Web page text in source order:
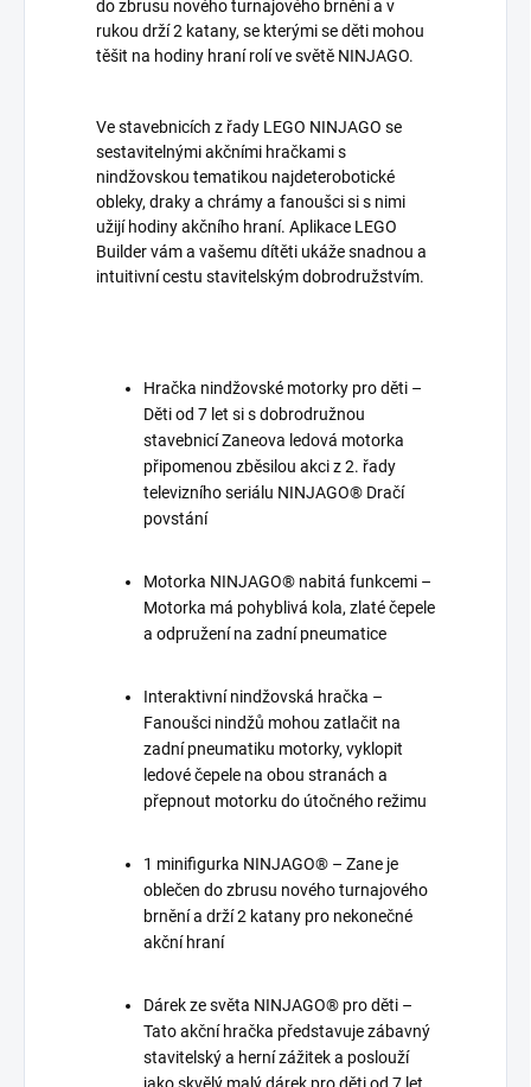
do zbrusu nového turnajového brnění a v
rukou drží 2 katany, se kterými se děti mohou
těšit na hodiny hraní rolí ve světě NINJAGO.
Ve stavebnicích z řady LEGO NINJAGO se
sestavitelnými akčními hračkami s
nindžovskou tematikou najdeterobotické
obleky, draky a chrámy a fanoušci si s nimi
užijí hodiny akčního hraní. Aplikace LEGO
Builder vám a vašemu dítěti ukáže snadnou a
intuitivní cestu stavitelským dobrodružstvím.
Hračka nindžovské motorky pro děti –
Děti od 7 let si s dobrodružnou
stavebnicí Zaneova ledová motorka
připomenou zběsilou akci z 2. řady
televizního seriálu NINJAGO® Dračí
povstání
Motorka NINJAGO® nabitá funkcemi –
Motorka má pohyblivá kola, zlaté čepele
a odpružení na zadní pneumatice
Interaktivní nindžovská hračka –
Fanoušci nindžů mohou zatlačit na
zadní pneumatiku motorky, vyklopit
ledové čepele na obou stranách a
přepnout motorku do útočného režimu
1 minifigurka NINJAGO® – Zane je
oblečen do zbrusu nového turnajového
brnění a drží 2 katany pro nekonečné
akční hraní
Dárek ze světa NINJAGO® pro děti –
Tato akční hračka představuje zábavný
stavitelský a herní zážitek a poslouží